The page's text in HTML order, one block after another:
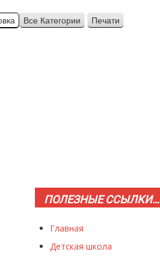
Все Категории Просмотр
Печати
ПОЛЕЗНЫЕССЫЛКИ…
Главная
Детская школа